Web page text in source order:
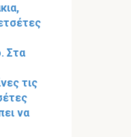
Στα
τις
να